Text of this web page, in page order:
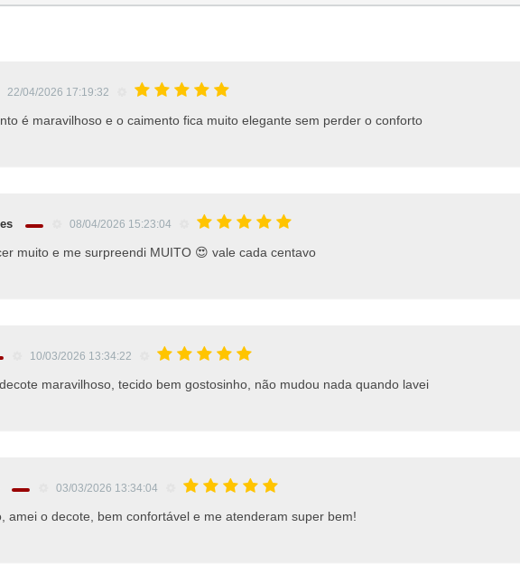
22/04/2026 17:19:32
é maravilhoso e o caimento fica muito elegante sem perder o conforto
08/04/2026 15:23:04
muito e me surpreendi MUITO 😍 vale cada centavo
10/03/2026 13:34:22
maravilhoso, tecido bem gostosinho, não mudou nada quando lavei
03/03/2026 13:34:04
amei o decote, bem confortável e me atenderam super bem!